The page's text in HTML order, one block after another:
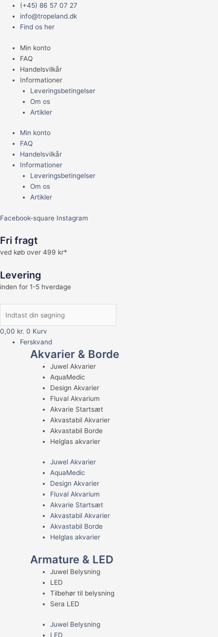
indholdet
(+45) 86 57 07 27
info@tropeland.dk
Find os her
Min konto
FAQ
Handelsvilkår
Informationer
Leveringsbetingelser
Om os
Artikler
Min konto
FAQ
Handelsvilkår
Informationer
Leveringsbetingelser
Om os
Artikler
Facebook-square Instagram
Fri fragt
ved køb over 499 kr*
Levering
inden for 1-5 hverdage
0,00 kr. 0 Kurv
Main
Menu
Ferskvand
Akvarier & Borde
Juwel Akvarier
AquaMedic
Design Akvarier
Fluval Akvarium
Akvarie Startsæt
Akvastabil Akvarier
Akvastabil Borde
Helglas akvarier
Juwel Akvarier
AquaMedic
Design Akvarier
Fluval Akvarium
Akvarie Startsæt
Akvastabil Akvarier
Akvastabil Borde
Helglas akvarier
Armature & LED
Juwel Belysning
LED
Tilbehør til belysning
Sera LED
Juwel Belysning
LED